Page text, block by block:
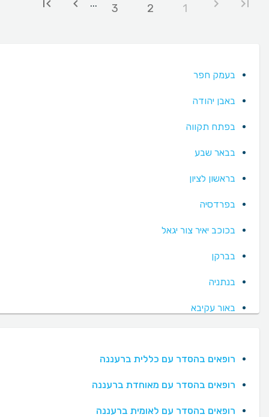
1
2
3
...
בעמק חפר
באבן יהודה
בפתח תקווה
בבאר שבע
בראשון לציון
בפרדסיה
בכוכב יאיר צור יגאל
בברקן
בנתניה
באור עקיבא
רופאים בהסדר עם כללית ברעננה
רופאים בהסדר עם מאוחדת ברעננה
רופאים בהסדר עם לאומית ברעננה